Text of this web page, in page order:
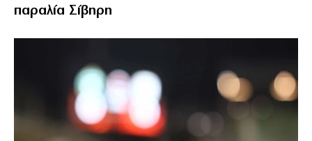
παραλία Σίβηρη